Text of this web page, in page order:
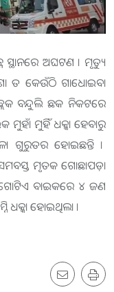
ସ୍ଥାନରେ ଅଘଟଣ । ମୃତ୍ୟୁ
ତ କେଉଁଠି ଗାଧୋଇବା
ବନ୍ଦୁଲି ଛକ ନିକଟରେ
ମୁହାଁ ମୁହିଁ ଧକ୍କା ହେବାରୁ
ଗୁରୁତର ହୋଇଛନ୍ତି ।
ମୃତକ ଗୋଛାପଡ଼ା
ଗୋଟିଏ ବାଇକରେ ୪ ଜଣ
ଧକ୍କା ହୋଇଥିଲା ।